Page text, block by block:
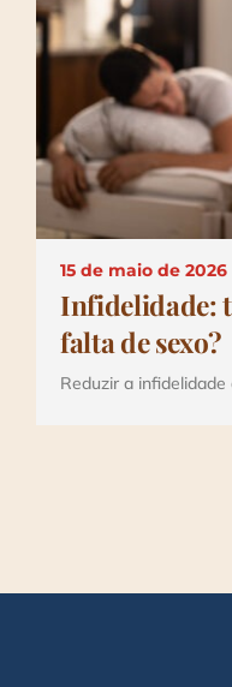
Depoimentos
Talks
15 de maio de 2026
Infidelidade:
falta de sexo?
Reduzir a